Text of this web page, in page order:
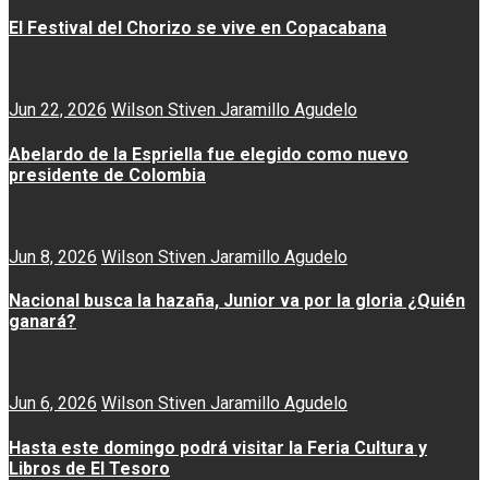
El Festival del Chorizo se vive en Copacabana
Jun 22, 2026 Wilson Stiven Jaramillo Agudelo
Abelardo de la Espriella fue elegido como nuevo
presidente de Colombia
Jun 8, 2026 Wilson Stiven Jaramillo Agudelo
Nacional busca la hazaña, Junior va por la gloria ¿Quién
ganará?
Jun 6, 2026 Wilson Stiven Jaramillo Agudelo
Hasta este domingo podrá visitar la Feria Cultura y
Libros de El Tesoro